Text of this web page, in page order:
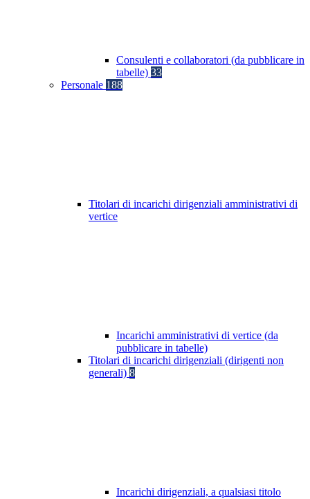
Consulenti e collaboratori (da pubblicare in
tabelle) 33
Personale 188
Titolari di incarichi dirigenziali amministrativi di
vertice
Incarichi amministrativi di vertice (da
pubblicare in tabelle)
Titolari di incarichi dirigenziali (dirigenti non
generali) 8
Incarichi dirigenziali, a qualsiasi titolo